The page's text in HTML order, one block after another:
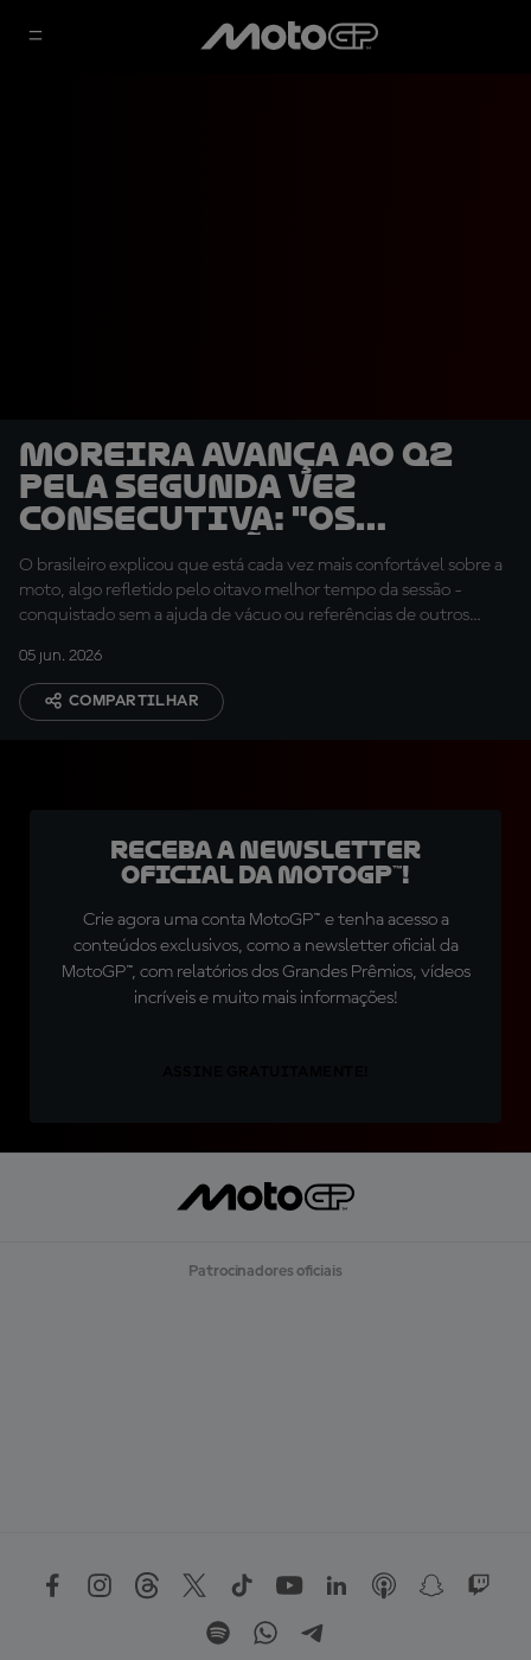
Moreira avança ao Q2
pela segunda vez
consecutiva: "Os
tempos estão surgindo
com muito mais
facilidade"
O brasileiro explicou que está cada vez mais confortável sobre a
moto, algo refletido pelo oitavo melhor tempo da sessão -
conquistado sem a ajuda de vácuo ou referências de outros
05 jun. 2026
COMPARTILHAR
Receba a newsletter
oficial da MotoGP™!
Crie agora uma conta MotoGP™ e tenha acesso a
conteúdos exclusivos, como a newsletter oficial da
MotoGP™, com relatórios dos Grandes Prêmios, vídeos
incríveis e muito mais informações!
Patrocinadores oficiais